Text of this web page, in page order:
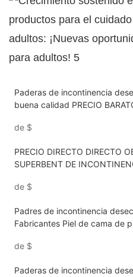
Paderas de incontinencia
buena calidad PRECIO
SUPERCADA 90 × 60 cm
de $
PRECIO DIRECTO DIRECTO
SUPERBENT DE
IMPRESIONAL DEL MITRIS
de $
Padres de incontinencia
Fabricantes Piel de cama de
90 cm
de $
Paderas de incontinencia